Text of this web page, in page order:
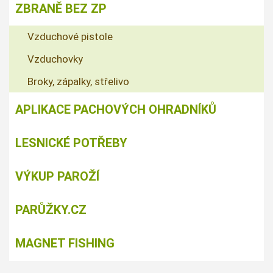
ZBRANĚ BEZ ZP
Vzduchové pistole
Vzduchovky
Broky, zápalky, střelivo
APLIKACE PACHOVÝCH OHRADNÍKŮ
LESNICKÉ POTŘEBY
VÝKUP PAROŽÍ
PARŮŽKY.CZ
MAGNET FISHING